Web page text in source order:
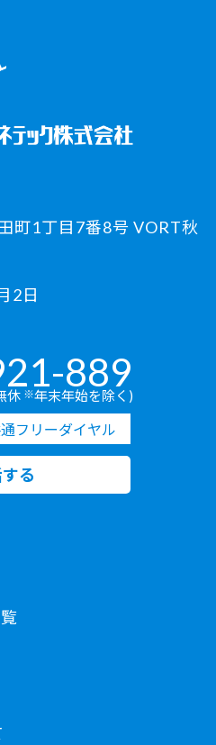
町1丁目7番8号 VORT秋
2日
889
休 ※年末年始を除く)
フリーダイヤル
る